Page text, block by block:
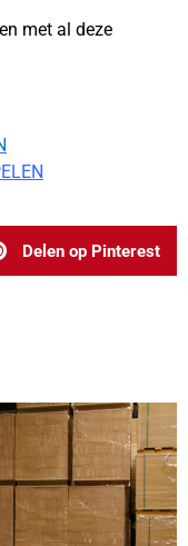
met al deze
Delen op Pinterest